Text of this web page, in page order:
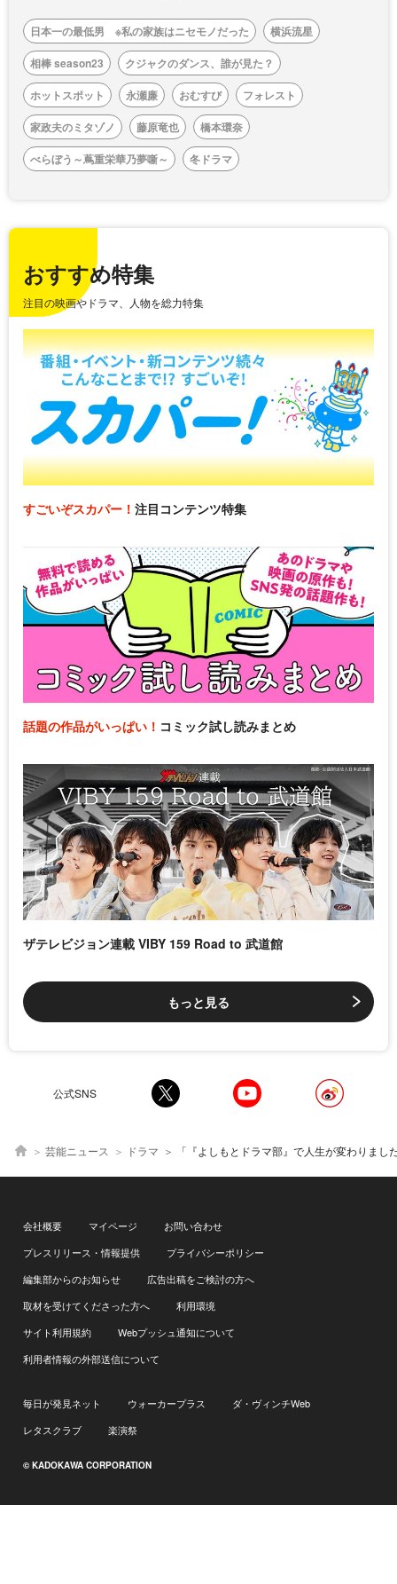
日本一の最低男 ※私の家族はニセモノだった
横浜流星
相棒 season23
クジャクのダンス、誰が見た？
ホットスポット
永瀬廉 おむすび
フォレスト
家政夫のミタゾノ
藤原竜也
橋本環奈
べらぼう～蔦重栄華乃夢噺～
冬ドラマ
おすすめ特集
注目の映画やドラマ、人物を総力特集
すごいぞスカパー！ 注目コンテンツ特集
話題の作品がいっぱい！ コミック試し読みまとめ
ザテレビジョン連載 VIBY 159 Road to 武道館
もっと見る
公式SNS
芸能ニュース ドラマ 「『よしもとドラマ部』で人生が変わりました」アイドル・新宿靖菜が「最終回」に向けて胸中
会社概要 マイページ
お問い合わせ
プレスリリース・情報提供
プライバシーポリシー
編集部からのお知らせ
広告出稿をご検討の方へ
取材を受けてくださった方へ
利用環境
サイト利用規約
Webプッシュ通知について
利用者情報の外部送信について
毎日が発見ネット ウォーカープラス
ダ・ヴィンチWeb
レタスクラブ
楽演祭
© KADOKAWA CORPORATION